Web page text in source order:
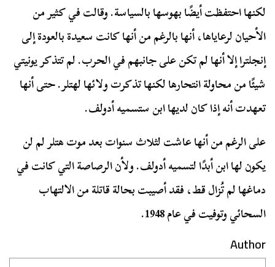
لكنها احتفظت أيضًا بهوسها بالسياسة. وقالت في كثير من
الأحيان لرعاياها، أنها بالرغم من أنها كانت سعيدة بالعودة إلى
إنجلترا إلا أنها لم تكن على جانبهم في الحرب. لم تتذكر يونيتي
شيئًا من محاولة انتحارها لكنها تذكرت ولائها لهتلر. حتى أنها
تعهدت أنه إذا كان لديها ابن ستسميه أدولف.
على الرغم من أنها عاشت لثلاث سنوات بعد موت هتلر لم لن
يكون لها ابن أبدًا لتسميه أدولف. ولأن الرصاصة التي كانت في
دماغها لم تُزال قط، فقد أصيبت بحالة قاتلة من الالتهاب
السحائي وتوفيت في عام 1948.
Author